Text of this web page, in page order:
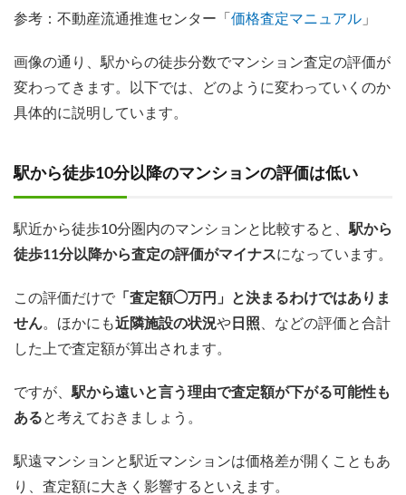
参考：不動産流通推進センター「 価格査定マニュアル 」
画像の通り、駅からの徒歩分数でマンション査定の評価が
変わってきます。以下では、どのように変わっていくのか
具体的に説明しています。
駅から徒歩10分以降のマンションの評価は低い
駅近から徒歩10分圏内のマンションと比較すると、 駅から
徒歩11分以降から査定の評価がマイナスになっています。
この評価だけで 「査定額◯万円」と決まるわけではありま
せん。ほかにも近隣施設の状況や 日照 、などの評価と合計
した上で査定額が算出されます。
ですが、 駅から遠いと言う理由で査定額が下がる可能性も
あると考えておきましょう。
駅遠マンションと駅近マンションは価格差が開くこともあ
り、査定額に大きく影響するといえます。